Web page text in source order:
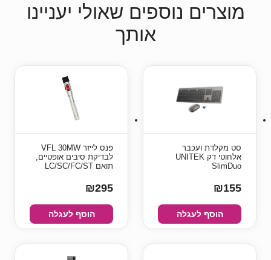
מוצרים נוספים שאולי יעניינו
אותך
סט מקלדת ועכבר
אלחוטי דק UNITEK
SlimDuo
₪155
הוסף לעגלה
פנס לייזר VFL 30MW
לבדיקת סיבים אופטיים,
תואם LC/SC/FC/ST
₪295
הוסף לעגלה